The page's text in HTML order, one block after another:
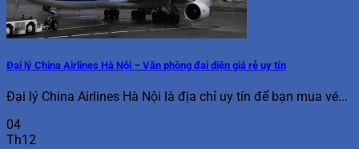
Đại lý China Airlines Hà Nội – Văn phòng đại diện giá rẻ uy tín
Đại lý China Airlines Hà Nội là địa chỉ uy tín để bạn mua vé...
04
Th12